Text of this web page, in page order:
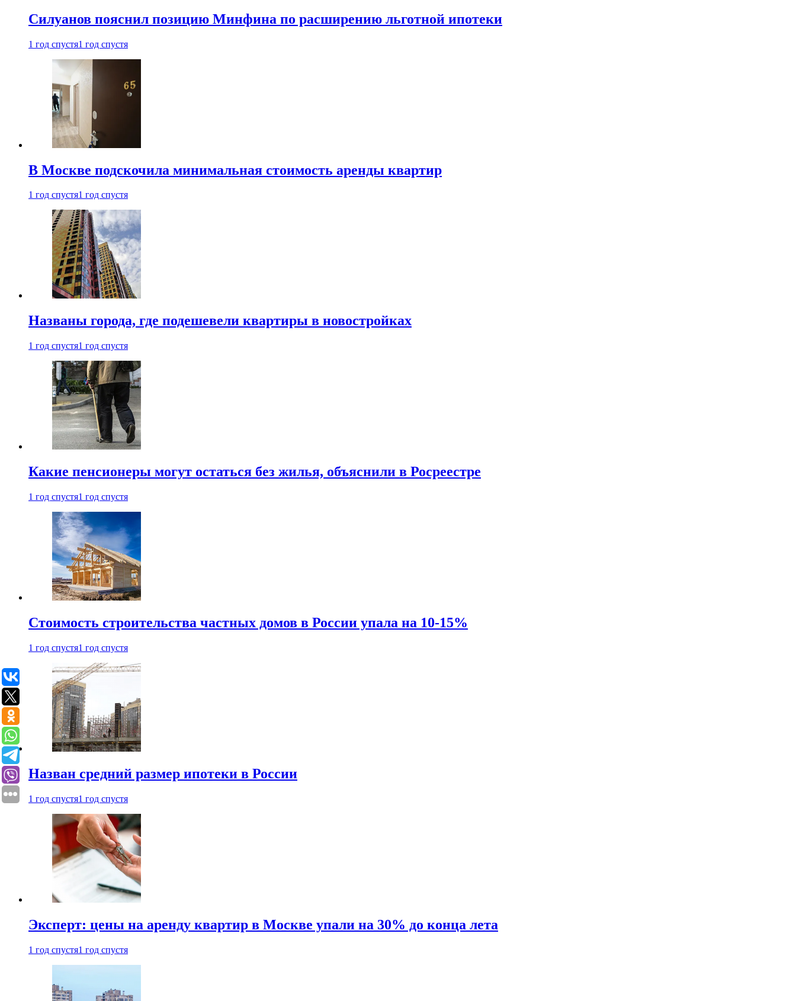
Силуанов пояснил позицию Минфина по расширению льготной ипотеки
1 год спустя1 год спустя
В Москве подскочила минимальная стоимость аренды квартир
1 год спустя1 год спустя
Названы города, где подешевели квартиры в новостройках
1 год спустя1 год спустя
Какие пенсионеры могут остаться без жилья, объяснили в Росреестре
1 год спустя1 год спустя
Стоимость строительства частных домов в России упала на 10-15%
1 год спустя1 год спустя
Назван средний размер ипотеки в России
1 год спустя1 год спустя
Эксперт: цены на аренду квартир в Москве упали на 30% до конца лета
1 год спустя1 год спустя